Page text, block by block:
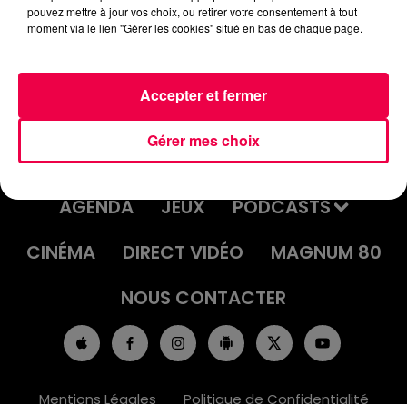
ACCUEIL INFOS
EMISSIONS
AGENDA
JEUX
PODCASTS
CINÉMA
DIRECT VIDÉO
MAGNUM 80
NOUS CONTACTER
Mentions Légales Politique de Confidentialité
pouvez mettre à jour vos choix, ou retirer votre consentement à tout
moment via le lien "Gérer les cookies" situé en bas de chaque page.
Gérer mes choix
Accepter et fermer